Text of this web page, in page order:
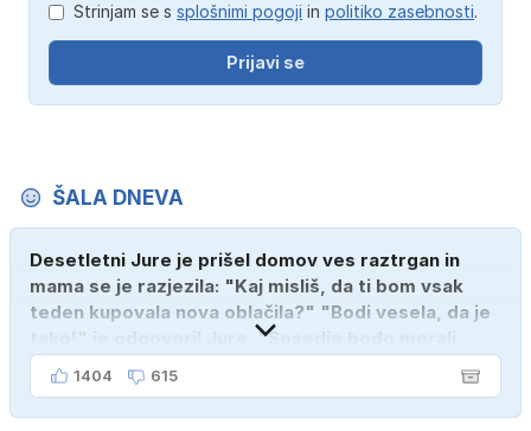
Strinjam se s splošnimi pogoji in politiko zasebnosti.
Prijavi se
ŠALA DNEVA
Desetletni Jure je prišel domov ves raztrgan in
mama se je razjezila: "Kaj misliš, da ti bom vsak
teden kupovala nova oblačila?" "Bodi vesela, da je
tako!" je odgovoril Jure. "Sosedje bodo morali
kupiti novega sina, tako sem ga prebutal!"
1404 615